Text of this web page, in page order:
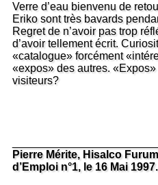
Verre d’eau bienvenu de
Eriko sont très bavards
Regret de n’avoir pas trop
d’avoir tellement écrit.
«catalogue» forcément
«expos» des autres.
visiteurs?
Pierre Mérite, Hisalco
d’Emploi n°1, le 16 Mai 1997.